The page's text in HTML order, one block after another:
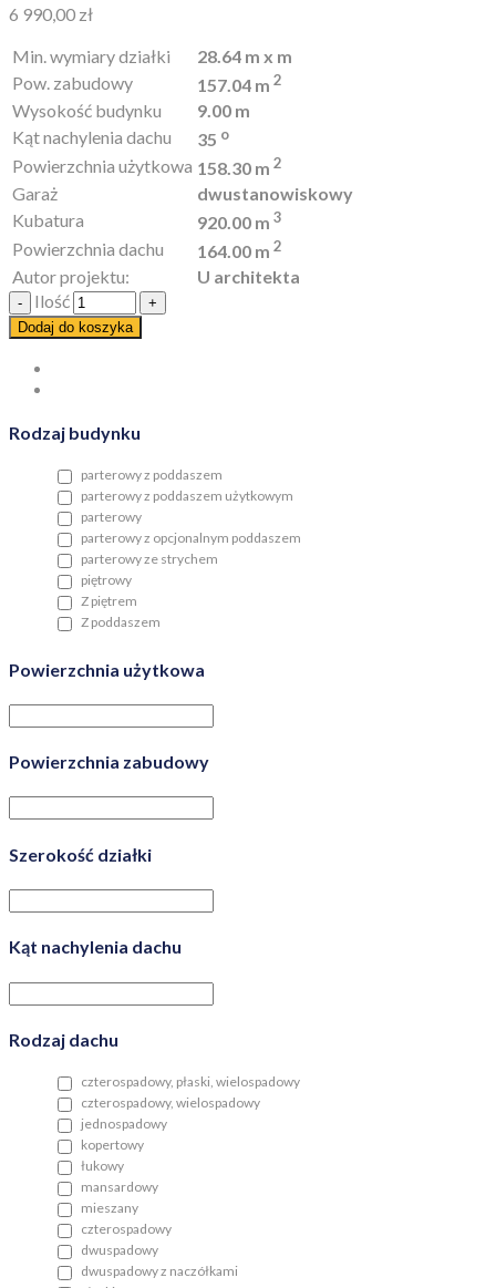
6 990,00 zł
Min. wymiary działki
28.64 m x m
Pow. zabudowy
157.04 m 2
Wysokość budynku
9.00 m
Kąt nachylenia dachu
35 o
Powierzchnia użytkowa 158.30 m 2
Garaż
dwustanowiskowy
Kubatura
920.00 m 3
Powierzchnia dachu 164.00 m 2
Autor projektu:
U architekta
Ilość
Dodaj do koszyka
Rodzaj budynku
parterowy z poddaszem
parterowy z poddaszem użytkowym
parterowy
parterowy z opcjonalnym poddaszem
parterowy ze strychem
piętrowy
Z piętrem
Z poddaszem
Powierzchnia użytkowa
Powierzchnia zabudowy
Szerokość działki
Kąt nachylenia dachu
Rodzaj dachu
czterospadowy, płaski, wielospadowy
czterospadowy, wielospadowy
jednospadowy
kopertowy
łukowy
mansardowy
mieszany
czterospadowy
dwuspadowy
dwuspadowy z naczółkami